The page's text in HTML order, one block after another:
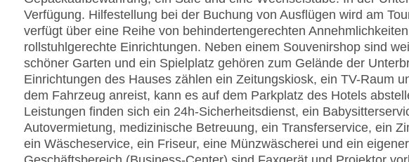
Verfügung. Hilfestellung bei der Buchung von Ausflügen wird am
verfügt über eine Reihe von behindertengerechten
rollstuhlgerechte Einrichtungen. Neben einem Souvenirshop sind
schöner Garten und ein Spielplatz gehören zum Gelände der
Einrichtungen des Hauses zählen ein Zeitungskiosk, ein TV-Raum
dem Fahrzeug anreist, kann es auf dem Parkplatz des Hotels
Leistungen finden sich ein 24h-Sicherheitsdienst, ein
Autovermietung, medizinische Betreuung, ein Transferservice, ein
ein Wäscheservice, ein Friseur, eine Münzwäscherei und ein